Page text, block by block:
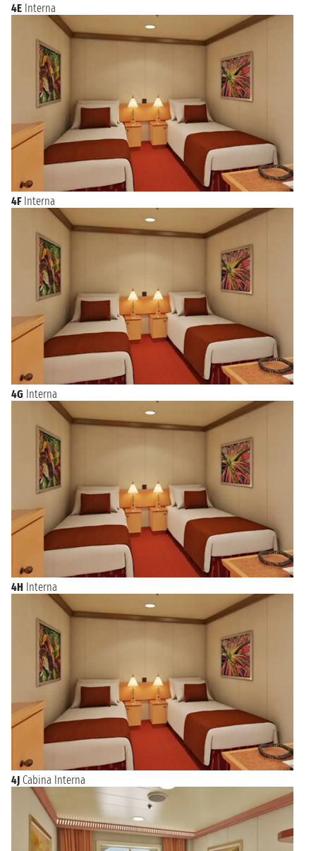
4E Interna
4F Interna
4G Interna
4H Interna
4J Cabina Interna